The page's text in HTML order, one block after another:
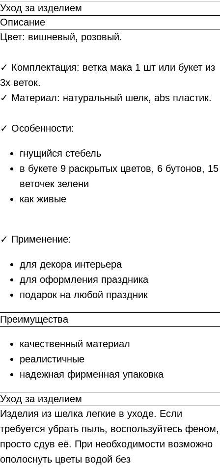
Уход за изделием
Описание
Цвет: вишневый, розовый.
✓ Комплектация: ветка мака 1 шт или букет из
3х веток.
✓ Материал: натуральный шелк, abs пластик.
✓ Особенности:
гнущийся стебель
в букете 9 раскрытых цветов, 6 бутонов, 15
веточек зелени
как живые
✓ Применение:
для декора интерьера
для оформления праздника
подарок на любой праздник
Преимущества
качественный материал
реалистичные
надежная фирменная упаковка
Уход за изделием
Изделия из шелка легкие в уходе. Если
требуется убрать пыль, воспользуйтесь феном,
просто сдув её. При необходимости возможно
ополоснуть цветы водой без